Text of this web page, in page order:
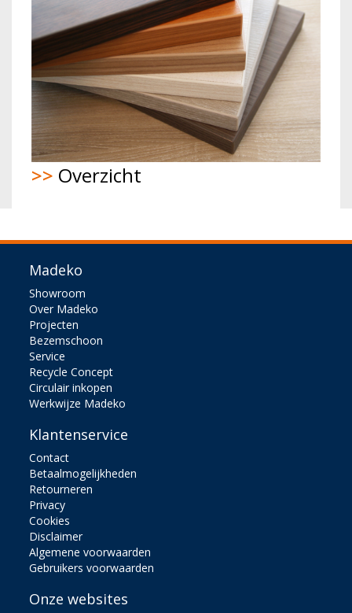
>> Overzicht
Madeko
Showroom
Over Madeko
Projecten
Bezemschoon
Service
Recycle Concept
Circulair inkopen
Werkwijze Madeko
Klantenservice
Contact
Betaalmogelijkheden
Retourneren
Privacy
Cookies
Disclaimer
Algemene voorwaarden
Gebruikers voorwaarden
Onze websites